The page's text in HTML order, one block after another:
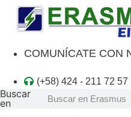
contenido
COMUNÍCATE CON
(+58) 424 - 211 72 57
Buscar
en